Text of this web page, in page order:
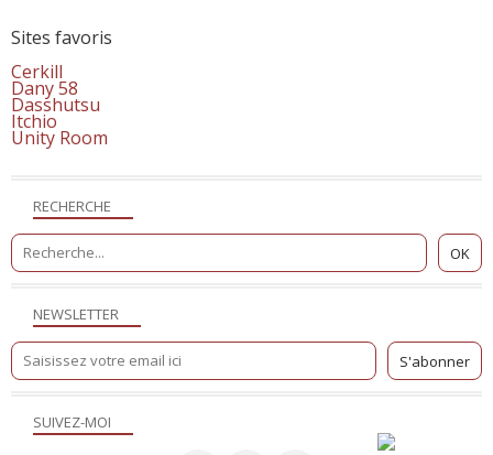
NEWSLETTER
SUIVEZ-MOI
RECHERCHE
Sites favoris
Cerkill
Dany 58
Dasshutsu
Itchio
Unity Room